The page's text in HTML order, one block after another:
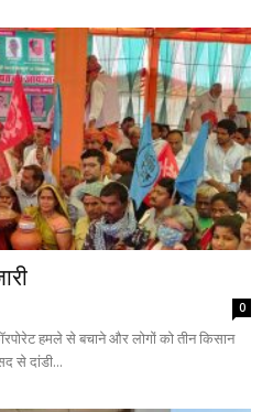
0
हमले से बचाने और लोगों को तीन किसान
से दांडी...